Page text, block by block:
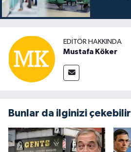
EDITÖR HAKKINDA
Mustafa Köker
Bunlar da ilginizi çekebilir